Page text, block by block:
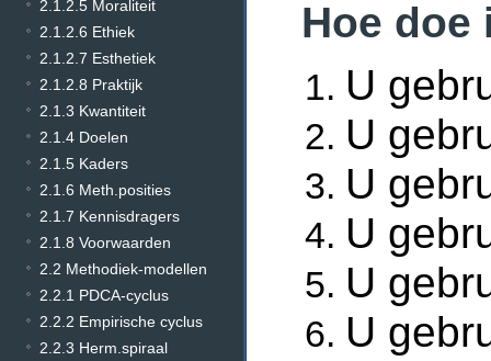
2.1.2.5 Moraliteit
2.1.2.6 Ethiek
2.1.2.7 Esthetiek
2.1.2.8 Praktijk
2.1.3 Kwantiteit
2.1.4 Doelen
2.1.5 Kaders
2.1.6 Meth.posities
2.1.7 Kennisdragers
2.1.8 Voorwaarden
2.2 Methodiek-modellen
2.2.1 PDCA-cyclus
2.2.2 Empirische cyclus
2.2.3 Herm.spiraal
Hoe doe
U
U
U
U
U
U